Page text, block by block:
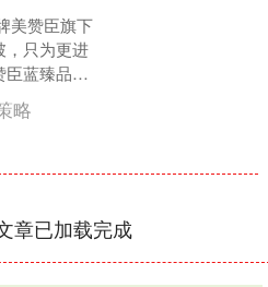
美赞臣旗下
，只为更进
臣蓝臻品牌
”，定
略
章已加载完成